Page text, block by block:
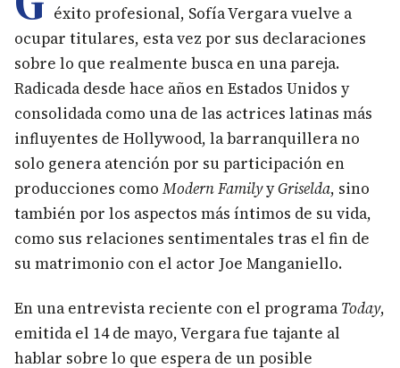
éxito profesional, Sofía Vergara vuelve a
ocupar titulares, esta vez por sus declaraciones
sobre lo que realmente busca en una pareja.
Radicada desde hace años en Estados Unidos y
consolidada como una de las actrices latinas más
influyentes de Hollywood, la barranquillera no
solo genera atención por su participación en
producciones comoModern FamilyyGriselda, sino
también por los aspectos más íntimos de su vida,
como sus relaciones sentimentales tras el fin de
su matrimonio con el actor Joe Manganiello.
En una entrevista reciente con el programa Today,
emitida el 14 de mayo, Vergara fue tajante al
hablar sobre lo que espera de un posible